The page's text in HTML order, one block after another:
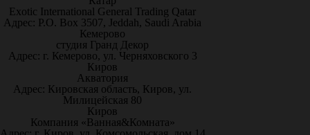
Exotic International General Trading Qatar
Адрес: P.O. Box 3507, Jeddah, Saudi Arabia
Кемерово
студия Гранд Декор
Адрес: г. Кемерово, ул. Черняховского 3
Киров
Акватория
Адрес: Кировская область, Киров, ул.
Милицейская 80
Киров
Компания «Ванная&Комната»